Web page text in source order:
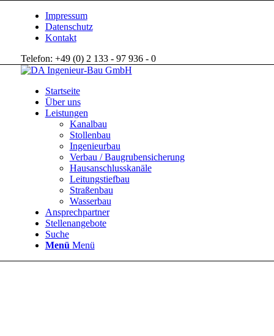
Impressum
Datenschutz
Kontakt
Telefon: +49 (0) 2 133 - 97 936 - 0
Startseite
Über uns
Leistungen
Kanalbau
Stollenbau
Ingenieurbau
Verbau / Baugrubensicherung
Hausanschlusskanäle
Leitungstiefbau
Straßenbau
Wasserbau
Ansprechpartner
Stellenangebote
Suche
Menü Menü